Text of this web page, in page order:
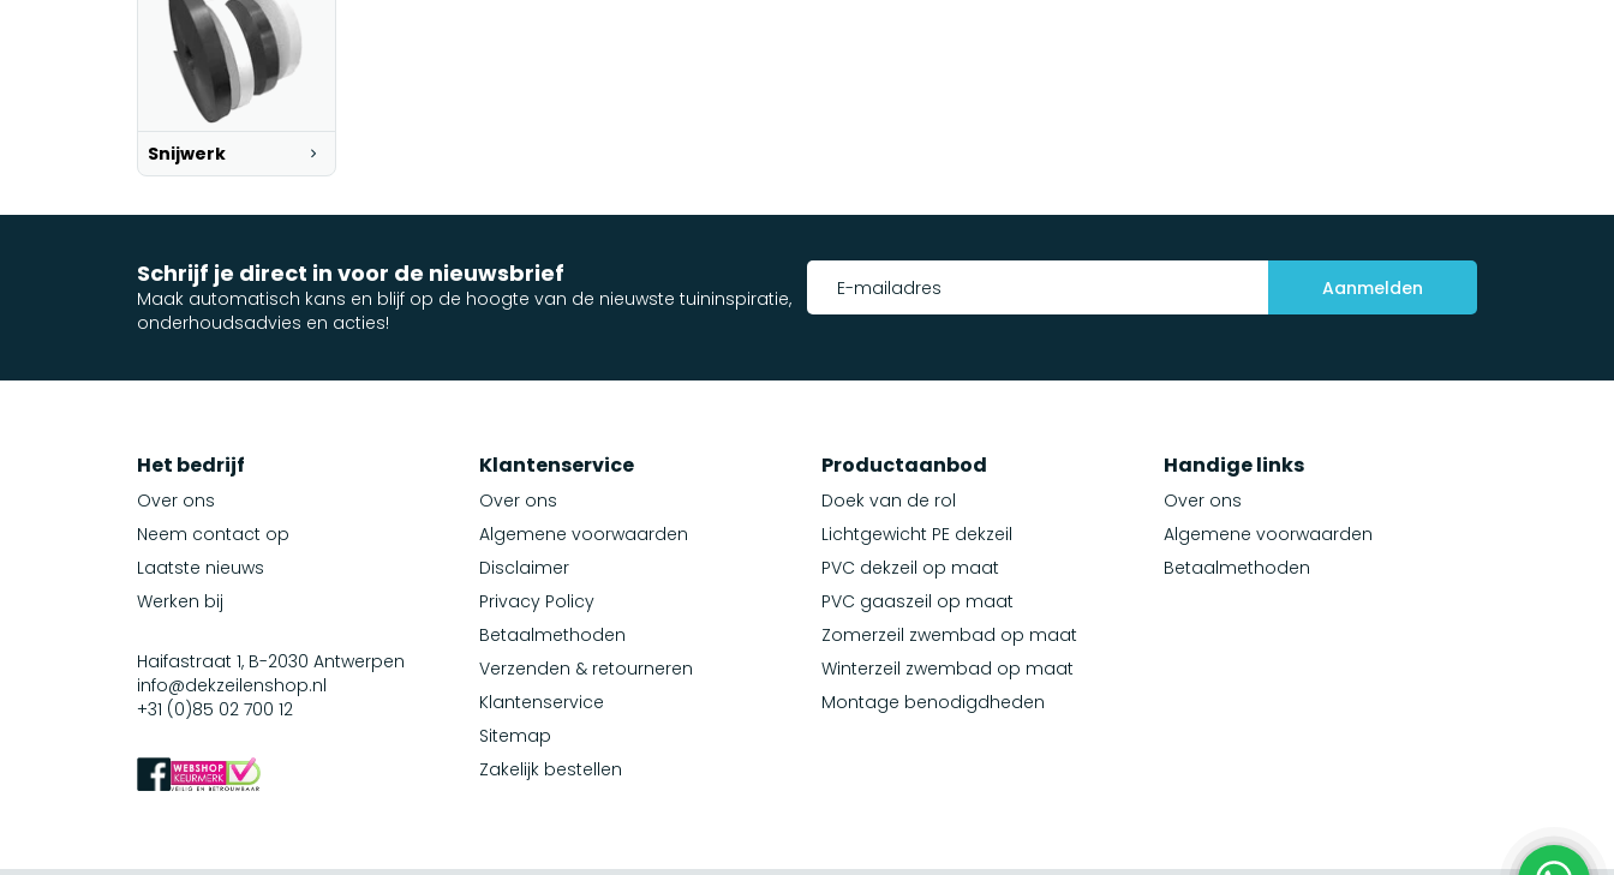
Snijwerk
Schrijf je direct in voor de nieuwsbrief
Maak automatisch kans en blijf op de hoogte van de nieuwste tuininspiratie,
onderhoudsadvies en acties!
Aanmelden
Het bedrijf
Over ons
Neem contact op
Laatste nieuws
Werken bij
Haifastraat 1, B-2030 Antwerpen
info@dekzeilenshop.nl
+31 (0)85 02 700 12
Klantenservice
Over ons
Algemene voorwaarden
Disclaimer
Privacy Policy
Betaalmethoden
Verzenden & retourneren
Klantenservice
Sitemap
Zakelijk bestellen
Productaanbod
Doek van de rol
Lichtgewicht PE dekzeil
PVC dekzeil op maat
PVC gaaszeil op maat
Zomerzeil zwembad op maat
Winterzeil zwembad op maat
Montage benodigdheden
Handige links
Over ons
Algemene voorwaarden
Betaalmethoden